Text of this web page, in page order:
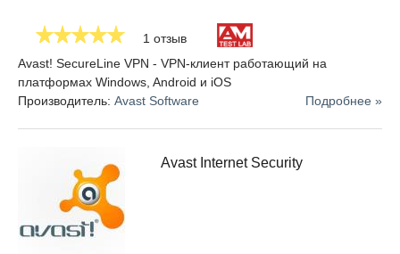
1 отзыв
Avast! SecureLine VPN - VPN-клиент работающий на
платформах Windows, Android и iOS
Производитель: Avast Software Подробнее »
Avast Internet Security